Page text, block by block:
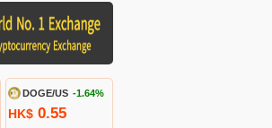
DOGE/US -1.64%
HK$ 0.55